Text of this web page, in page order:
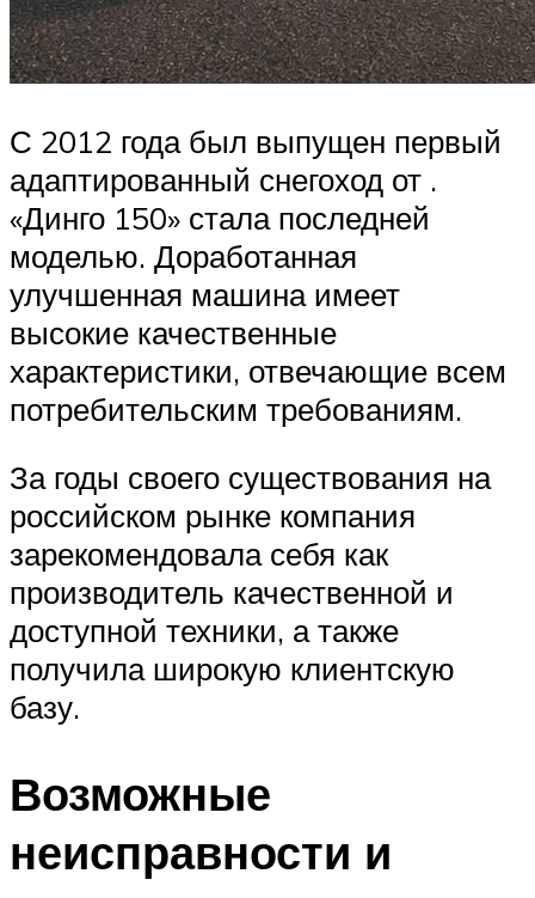
С 2012 года был выпущен первый
адаптированный снегоход от .
«Динго 150» стала последней
моделью. Доработанная
улучшенная машина имеет
высокие качественные
характеристики, отвечающие всем
потребительским требованиям.
За годы своего существования на
российском рынке компания
зарекомендовала себя как
производитель качественной и
доступной техники, а также
получила широкую клиентскую
базу.
Возможные
неисправности и